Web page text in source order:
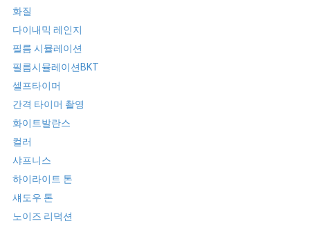
화질
다이내믹 레인지
필름 시뮬레이션
필름시뮬레이션BKT
셀프타이머
간격 타이머 촬영
화이트발란스
컬러
샤프니스
하이라이트 톤
섀도우 톤
노이즈 리덕션